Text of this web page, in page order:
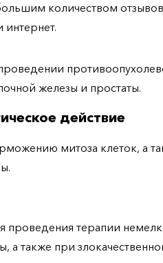
количеством
интернет.
железы и простаты.
действие
митоза клеток, а
проведения терапии
а также при